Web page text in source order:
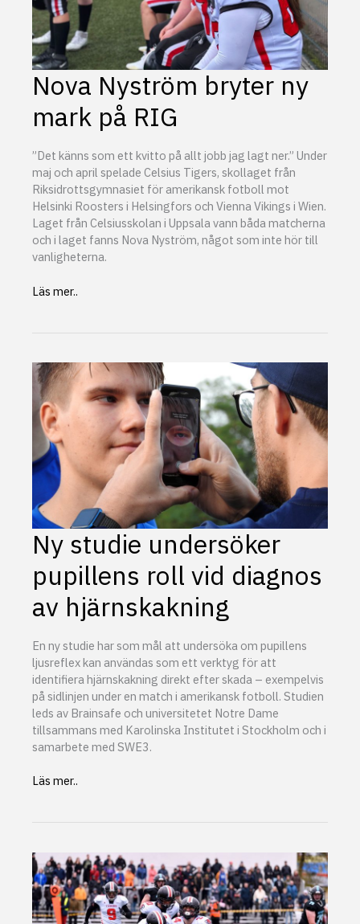
Nova Nyström bryter ny
mark på RIG
”Det känns som ett kvitto på allt jobb jag lagt ner.” Under
maj och april spelade Celsius Tigers, skollaget från
Riksidrottsgymnasiet för amerikansk fotboll mot
Helsinki Roosters i Helsingfors och Vienna Vikings i Wien.
Laget från Celsiusskolan i Uppsala vann båda matcherna
och i laget fanns Nova Nyström, något som inte hör till
vanligheterna.
Nova
på
RIG
Läs mer..
Ny studie undersöker
pupillens roll vid diagnos
av hjärnskakning
En ny studie har som mål att undersöka om pupillens
ljusreflex kan användas som ett verktyg för att
identifiera hjärnskakning direkt efter skada – exempelvis
på sidlinjen under en match i amerikansk fotboll. Studien
leds av Brainsafe och universitetet Notre Dame
tillsammans med Karolinska Institutet i Stockholm och i
samarbete med SWE3.
Ny
vid
diagnos
av
hjärnskakning
Läs mer..